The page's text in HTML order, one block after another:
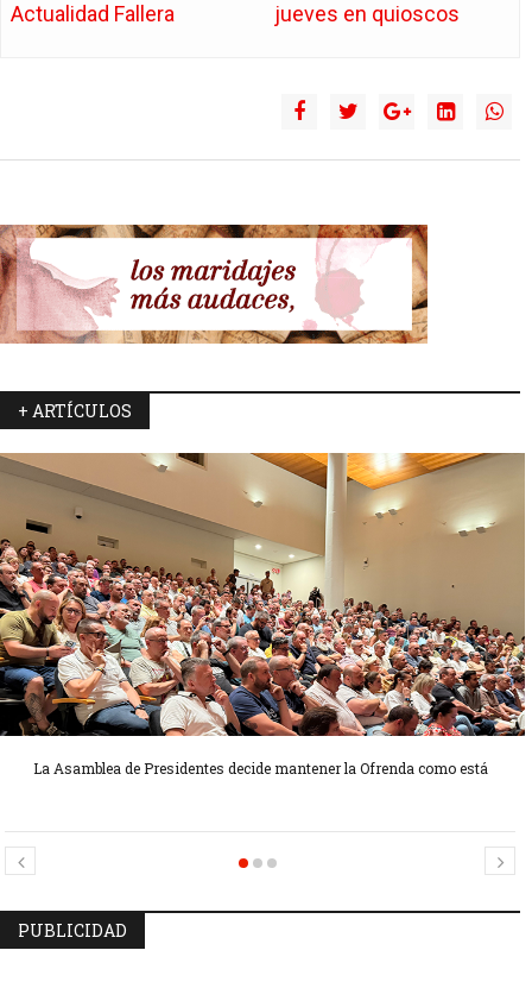
Actualidad Fallera
jueves en quioscos
+ ARTÍCULOS
La Asamblea de Presidentes decide mantener la Ofrenda como está
Candidatas Preseleccionadas por el sector Olivereta
Candidatas Preseleccionadas por el sector Sector La Seu-La Xerea-El
PUBLICIDAD